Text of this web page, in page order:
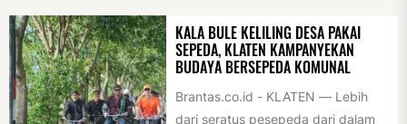
KALA BULE KELILING DESA PAKAI
SEPEDA, KLATEN KAMPANYEKAN
BUDAYA BERSEPEDA KOMUNAL
Brantas.co.id - KLATEN — Lebih
dari seratus pesepeda dari dalam